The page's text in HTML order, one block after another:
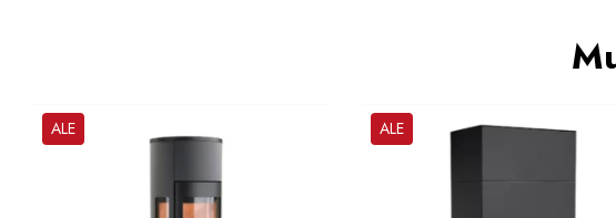
ALE ALE